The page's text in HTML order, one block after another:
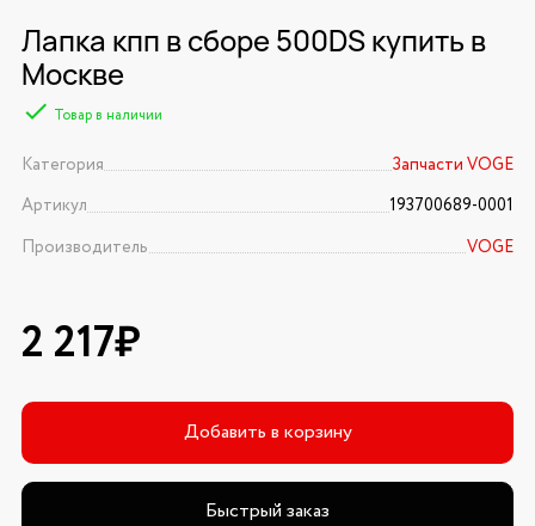
Лапка кпп в сборе 500DS купить в
Москве
Товар в наличии
Категория
Запчасти VOGE
Артикул
193700689-0001
Производитель
VOGE
2 217₽
Добавить в корзину
Быстрый заказ